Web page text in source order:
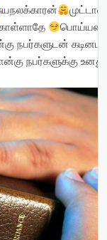
முட்டாள்
பொய்யன்
நபர்களுடன்
நபர்களுக்கு